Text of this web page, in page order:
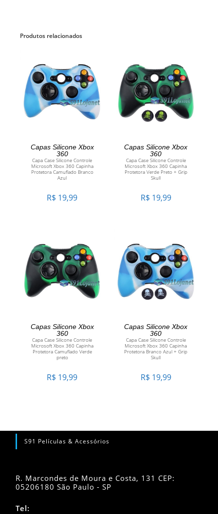
Produtos relacionados
ADICIONAR AO
CARRINHO
Capas Silicone Xbox
360
Capa Case Silicone Controle
Microsoft Xbox 360 Capinha
Protetora Camuflado Branco
Azul
R$ 19,99
ADICIONAR AO
CARRINHO
Capas Silicone Xbox
360
Capa Case Silicone Controle
Microsoft Xbox 360 Capinha
Protetora Verde Preto + Grip
Skull
R$ 19,99
ADICIONAR AO
CARRINHO
Capas Silicone Xbox
360
Capa Case Silicone Controle
Microsoft Xbox 360 Capinha
Protetora Camuflado Verde
preto
R$ 19,99
ADICIONAR AO
CARRINHO
Capas Silicone Xbox
360
Capa Case Silicone Controle
Microsoft Xbox 360 Capinha
Protetora Branco Azul + Grip
Skull
R$ 19,99
S91 Películas & Acessórios
R. Marcondes de Moura e Costa, 131 CEP:
05206180 São Paulo - SP
Tel: